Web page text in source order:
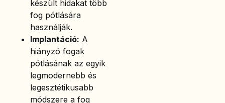
készült hidakat több
fog pótlására
használják.
Implantáció: A
hiányzó fogak
pótlásának az egyik
legmodernebb és
legesztétikusabb
módszere a fog